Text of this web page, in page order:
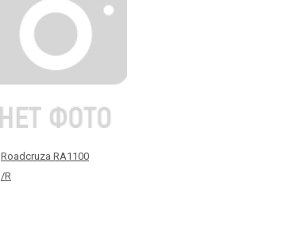
Roadcruza RA1100
/R